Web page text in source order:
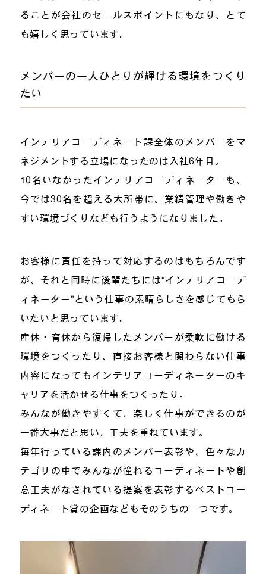
ることが会社のセールスポイントにもなり、とて
も嬉しく思っています。
メンバーの一人ひとりが輝ける環境をつくり
たい
インテリアコーディネート課全体のメンバーをマ
ネジメントする立場になったのは入社6年目。
10名いなかったインテリアコーディネーターも、
今では30名を超える大所帯に。業績管理や働きや
すい環境づくりなども行うようになりました。
お客様に責任を持って対応するのはもちろんです
が、それと同時に後輩たちには“インテリアコーデ
ィネーター”という仕事の素晴らしさを感じてもら
いたいと思っています。
産休・育休から復帰したメンバーが柔軟に働ける
環境をつくったり、直接お客様と関わらない仕事
内容になってもインテリアコーディネーターのキ
ャリアを活かせる仕事をつくったり。
みんなが働きやすくて、楽しく仕事ができるのが
一番大事だと思い、工夫を重ねています。
毎年行っている課内のメンバー表彰や、色々なカ
テゴリの中でみんなが憧れるコーディネートや創
意工夫がなされている提案を表彰するベストコー
ディネート賞の企画などもそのうちの一つです。